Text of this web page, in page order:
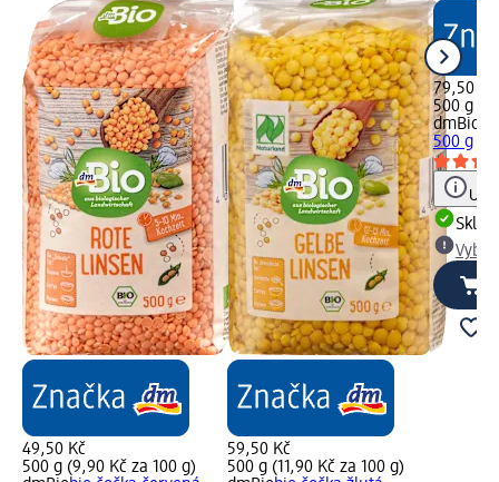
49,50 Kč
500 g (9,90 Kč za 100 g)
59,50 Kč
500 g (11,90 Kč za 100 g)
79,50 Kč
500 g
dmBio
500 g